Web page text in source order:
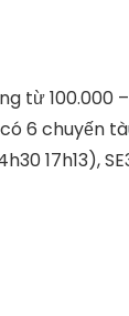
từ 100.000
6 chuyến
17h13),